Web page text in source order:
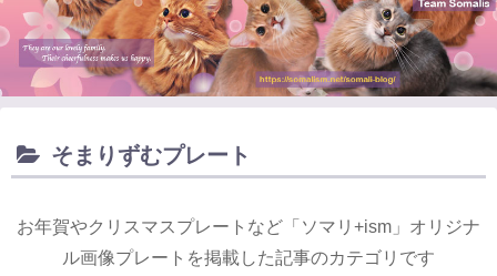
Laula
そまりずむプレート
お年賀やクリスマスプレートなど「ソマリ+ism」オリジナ
ル画像プレートを掲載した記事のカテゴリです